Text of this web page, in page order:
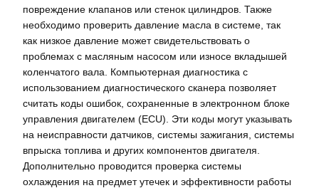
повреждение клапанов или стенок цилиндров. Также
необходимо проверить давление масла в системе, так
как низкое давление может свидетельствовать о
проблемах с масляным насосом или износе вкладышей
коленчатого вала. Компьютерная диагностика с
использованием диагностического сканера позволяет
считать коды ошибок, сохраненные в электронном блоке
управления двигателем (ECU). Эти коды могут указывать
на неисправности датчиков, системы зажигания, системы
впрыска топлива и других компонентов двигателя.
Дополнительно проводится проверка системы
охлаждения на предмет утечек и эффективности работы